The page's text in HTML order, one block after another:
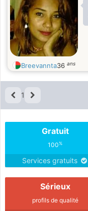
Breevannta36 ans
1
Gratuit
100%
Services gratuits
Sérieux
profils de qualité